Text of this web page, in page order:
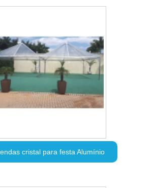
cristal para festa Alumínio